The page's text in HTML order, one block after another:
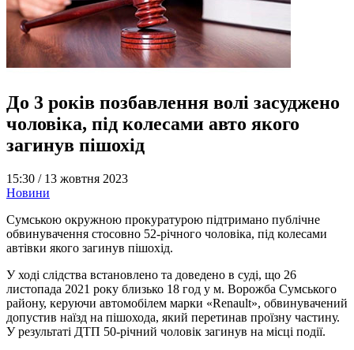
До 3 років позбавлення волі засуджено
чоловіка, під колесами авто якого
загинув пішохід
15:30 / 13 жовтня 2023
Новини
Сумською окружною прокуратурою підтримано публічне
обвинувачення стосовно 52-річного чоловіка, під колесами
автівки якого загинув пішохід.
У ході слідства встановлено та доведено в суді, що 26
листопада 2021 року близько 18 год у м. Ворожба Сумського
району, керуючи автомобілем марки «Renаult», обвинувачений
допустив наїзд на пішохода, який перетинав проїзну частину.
У результаті ДТП 50-річний чоловік загинув на місці події.